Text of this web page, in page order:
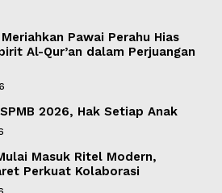
Pawai Perahu Hias
Al-Qur’an dalam Perjuangan
2026, Hak Setiap Anak
Masuk Ritel Modern,
Perkuat Kolaborasi